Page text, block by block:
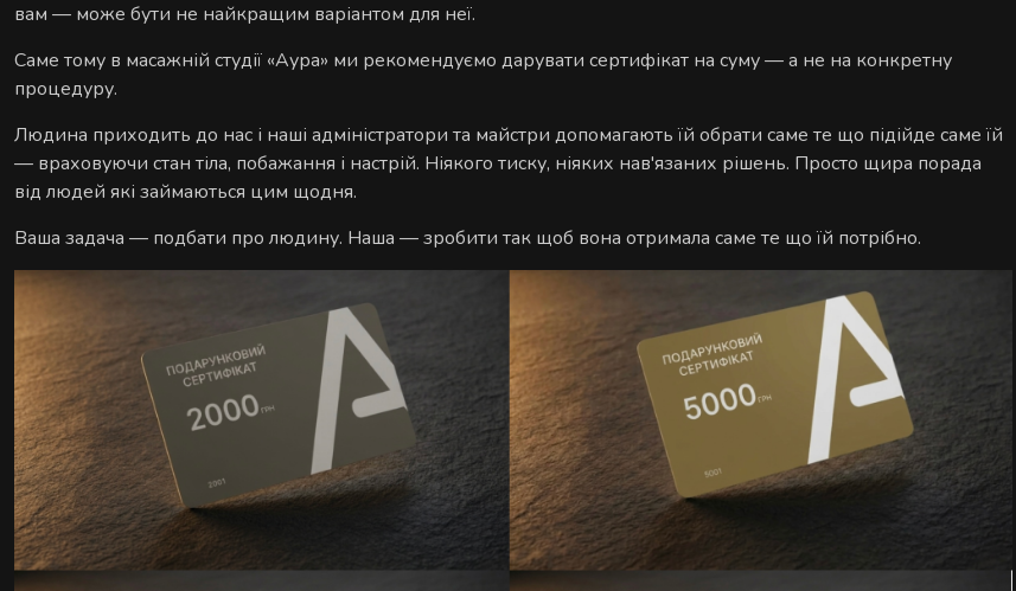
вам — може бути не найкращим варіантом для неї.
Саме тому в масажній студії «Аура» ми рекомендуємо дарувати сертифікат на суму — а не на конкретну
процедуру.
Людина приходить до нас і наші адміністратори та майстри допомагають їй обрати саме те що підійде саме їй
— враховуючи стан тіла, побажання і настрій. Ніякого тиску, ніяких нав'язаних рішень. Просто щира порада
від людей які займаються цим щодня.
Ваша задача — подбати про людину. Наша — зробити так щоб вона отримала саме те що їй потрібно.